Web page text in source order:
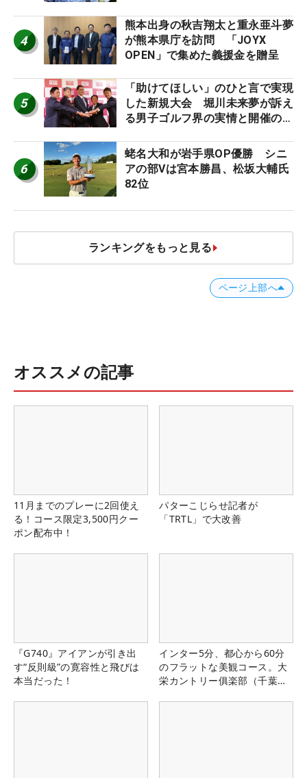
4
熊本出身の秋吉翔太と重永亜斗夢
が熊本県庁を訪問 「JOYX
OPEN」で集めた義援金を贈呈
5
「助けてほしい」のひと言で実現
した新規大会 堀川未来夢が訴え
る男子ゴルフ界の実情と開催の舞
6
蛯名大和が岩手県OP優勝 シニ
アの部Vは宮本勝昌、松坂大輔氏
82位
ランキングをもっと見る
ページ上部へ
オススメの記事
11月までのプレーに2回使え
る！コース限定3,500円クー
ポン配布中！
パターこじらせ記者が
「TRTL」で大改善
『G740』アイアンが引き出
す“反則級”の寛容性と飛びは
本当だった！
インター5分、都心から60分
のフラットな美観コース。大
栄カントリー俱楽部（千葉